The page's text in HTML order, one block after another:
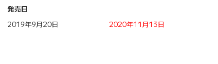
発売日
2019年9月20日
2020年11月13日